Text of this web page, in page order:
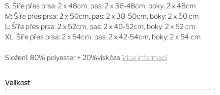
S: Šíře přes prsa: 2 x 48cm, pas: 2 x 36-48cm, boky: 2 x 48cm
M: Šíře přes prsa: 2 x 50cm, pas: 2 x 38-50cm, boky: 2 x 50 cm
L: Šíře přes prsa: 2 x 52cm, pas: 2 x 40-52cm, boky: 2 x 52 cm
XL: Šíře přes prsa: 2 x 54cm, pas: 2 x 42-54cm, boky: 2 x 54 cm
Složení: 80% polyester + 20%viskóza Více informací
Velikost